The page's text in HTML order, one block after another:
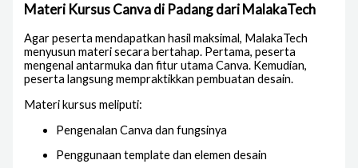
Materi Kursus Canva di Padang dari MalakaTech
Agar peserta mendapatkan hasil maksimal, MalakaTech
menyusun materi secara bertahap. Pertama, peserta
mengenal antarmuka dan fitur utama Canva. Kemudian,
peserta langsung mempraktikkan pembuatan desain.
Materi kursus meliputi:
Pengenalan Canva dan fungsinya
Penggunaan template dan elemen desain